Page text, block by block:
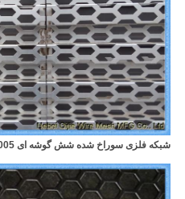
شبکه فلزی سوراخ شده شش گوشه ای a-0005